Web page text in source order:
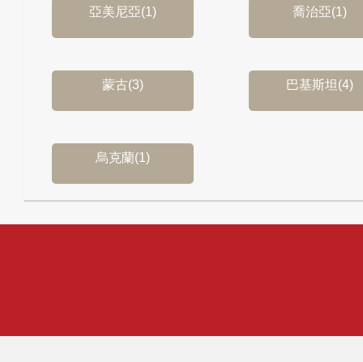
亞美尼亞(1) 喬治亞(1)
蒙古(3) 巴基斯坦(4)
烏克蘭(1)